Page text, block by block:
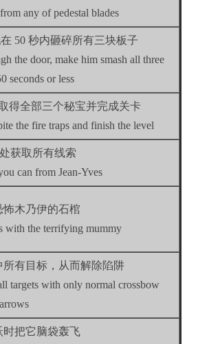
any of pedestal blades
50 秒内砸碎所有三块板子
the door, make him smash all three
seconds or less
得全部三个秘宝并完成关卡
the fire traps and finish the level
获取所有线索
can from Jean-Yves
怖木乃伊的石棺
with the terrifying mummy
有目标，从而解除陷阱
targets with only normal crossbow
arrows
时把它脑袋轰飞